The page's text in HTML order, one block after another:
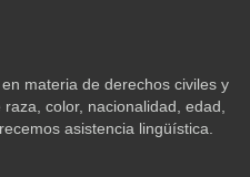
materia de derechos civiles y
color, nacionalidad, edad,
asistencia lingüística.